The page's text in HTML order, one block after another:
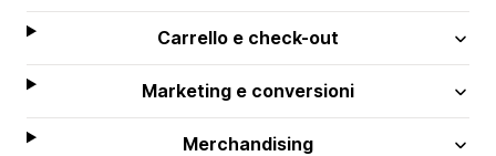
Carrello e check-out
Marketing e conversioni
Merchandising